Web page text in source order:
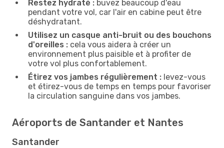
Restez hydraté : buvez beaucoup d'eau
pendant votre vol, car l'air en cabine peut être
déshydratant.
Utilisez un casque anti-bruit ou des bouchons
d'oreilles : cela vous aidera à créer un
environnement plus paisible et à profiter de
votre vol plus confortablement.
Étirez vos jambes régulièrement : levez-vous
et étirez-vous de temps en temps pour favoriser
la circulation sanguine dans vos jambes.
Aéroports de Santander et Nantes
Santander